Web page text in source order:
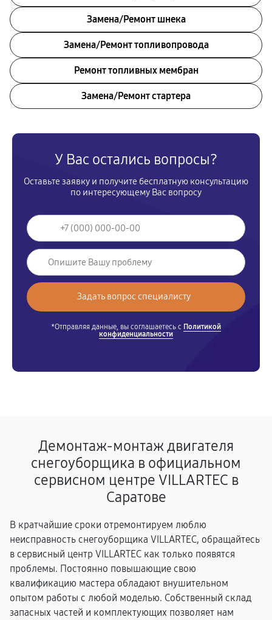
Замена/Pемонт шнека
Замена/Pемонт топливопровода
Ремонт топливных мембран
Замена/Pемонт стартера
У Вас остались вопросы?
Оставьте заявку и получите бесплатную консультацию
по интересующему Вас вопросу
*Отправляя данные, вы соглашаетесь с Политикой
конфиденциальности
Демонтаж-монтаж двигателя
снегоуборщика в официальном
сервисном центре VILLARTEC в
Саратове
В кратчайшие сроки отремонтируем люблю
неисправность снегоуборщика VILLARTEC, обращайтесь
в сервисный центр VILLARTEC как только появятся
проблемы. Постоянно повышающие свою
квалификацию мастера обладают внушительном
опытом работы с любой моделью. Собственный склад
запасных частей и комплектующих позволяет нам